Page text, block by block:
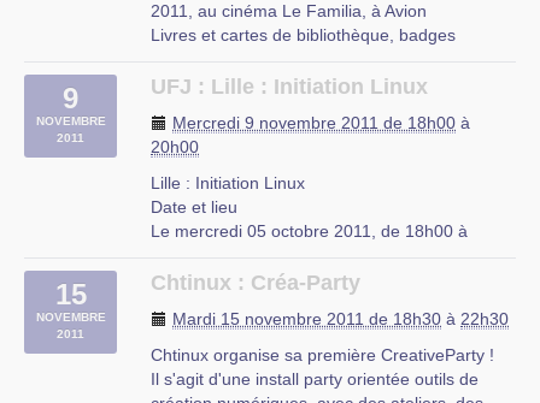
2011, au cinéma Le Familia, à Avion
Livres et cartes de bibliothèque, badges
en Nord Pas-de-Calais, téléphones portables
vêtements « intelligents », bracelets (…)
rue Édouard Depret, Avion
9
NOVEMBRE
2011
UFJ : Lille : Initiation Linux
Mercredi 9 novembre 2011 de 18h00 à
20h00
Lille : Initiation Linux
Date et lieu
Le mercredi 05 octobre 2011, de 18h00 à
À Lille, Nord-Pas-de-Calais
L’UFJ organise des cours d’initiation à Linux
niveau débutant tous les mercredis de 18h à
20h à partir du 5 octobre 2011 jusqu’a fin juin
15
NOVEMBRE
2011
Chtinux : Créa-Party
Mardi 15 novembre 2011 de 18h30 à 22h30
Chtinux organise sa première CreativeParty !
Il s'agit d'une install party orientée outils de